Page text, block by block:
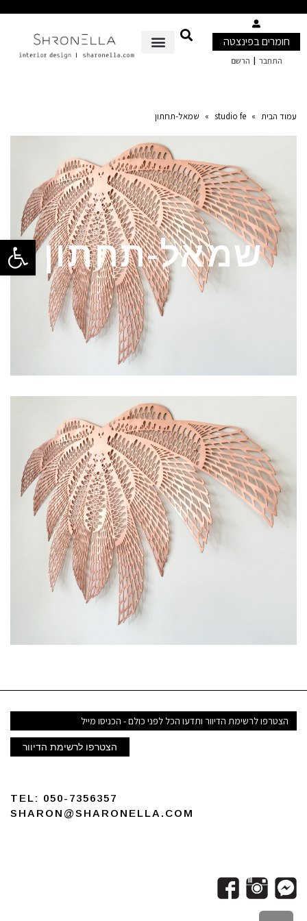
פתח
חומרים בפינצטה
התחבר | הרשם
עמוד הבית »
studio fe
» שמאל-תחתון
שמאל-תחתון
דואר
אלקטרוני
הצטרפו לרשימת הדיוור
TEL: 050-7356357
SHARON@SHARONELLA.COM